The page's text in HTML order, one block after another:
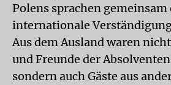
Polens sprachen gemeinsam
internationale
Aus dem Ausland waren
und Freunde der
sondern auch Gäste aus